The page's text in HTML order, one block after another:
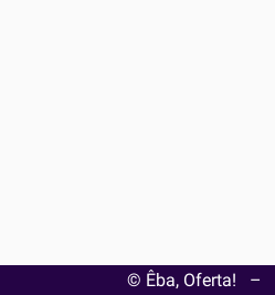
© Êba, Oferta! –